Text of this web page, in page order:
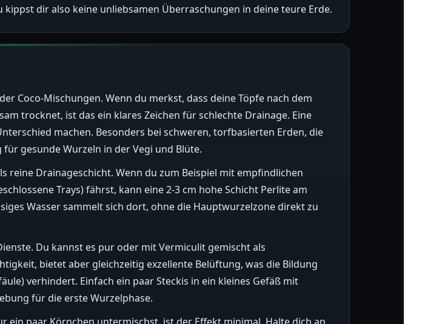
dir also keine unliebsamen Überraschungen in deine teure Erde.
Coco-Mischungen. Wenn du merkst, dass deine Töpfe nach dem
trocknet, ist das ein klares Zeichen für schlechte Drainage. Eine
machen. Besonders bei schweren, torfbasierten Erden, die
gesunde Wurzeln in der Vegi und Blüte.
reine Drainageschicht. Wenn du zum Beispiel mit empfindlichen
Trays) fährst, kann eine 2-3 cm hohe Schicht Perlite am
Wasser sammelt sich dort, ohne die Hauptwurzelzone direkt zu
Du kannst es pur oder mit Vermiculit gemischt als
bietet aber gleichzeitig exzellente Belüftung, was die Bildung
verhindert. Einfach ein paar Steckis in ein kleines Gefäß mit
für die erste Wurzelphase.